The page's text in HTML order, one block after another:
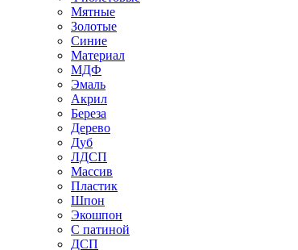
Мятные
Золотые
Синие
Материал
МДФ
Эмаль
Акрил
Береза
Дерево
Дуб
ЛДСП
Массив
Пластик
Шпон
Экошпон
С патиной
ДСП